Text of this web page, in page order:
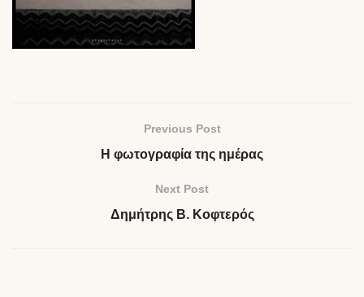
Previous Post
Η φωτογραφία της ημέρας
Next Post
Δημήτρης Β. Κοφτερός